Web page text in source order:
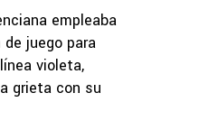
empleaba
juego para
violeta,
grieta con su